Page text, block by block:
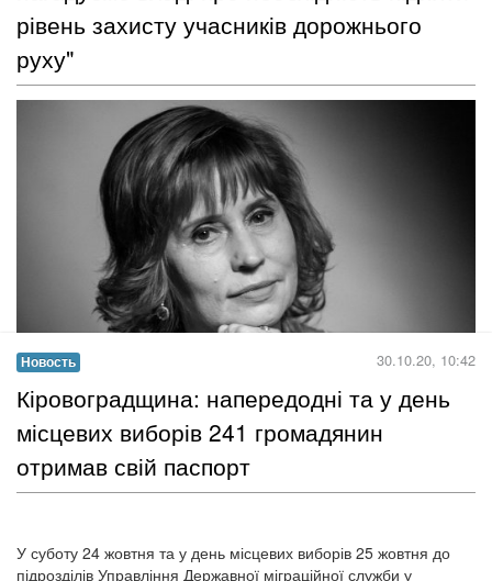
Пройти тестування на ВІЛ вдома максимально просто та
зручно. Для цього необхідно перевірити власне здоров’я через
prozdorovia.in.ua , скориставшись опцією «
обстежитись»....
Читать дальше →
​Людмила Білощицька: "Ми постійно
нагадуємо владі про необхідність підняти
рівень захисту учасників дорожнього
руху"